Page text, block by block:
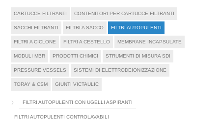
CARTUCCE FILTRANTI CONTENITORI PER CARTUCCE FILTRANTI
SACCHI FILTRANTI FILTRI A SACCO FILTRI AUTOPULENTI
FILTRI A CICLONE FILTRI A CESTELLO MEMBRANE INCAPSULATE
MODULI MBR PRODOTTI CHIMICI STRUMENTI DI MISURA SDI
PRESSURE VESSELS SISTEMI DI ELETTRODEIONIZZAZIONE
TORAY & CSM GIUNTI VICTAULIC
FILTRI AUTOPULENTI CON UGELLI ASPIRANTI
FILTRI AUTOPULENTI CONTROLAVABILI